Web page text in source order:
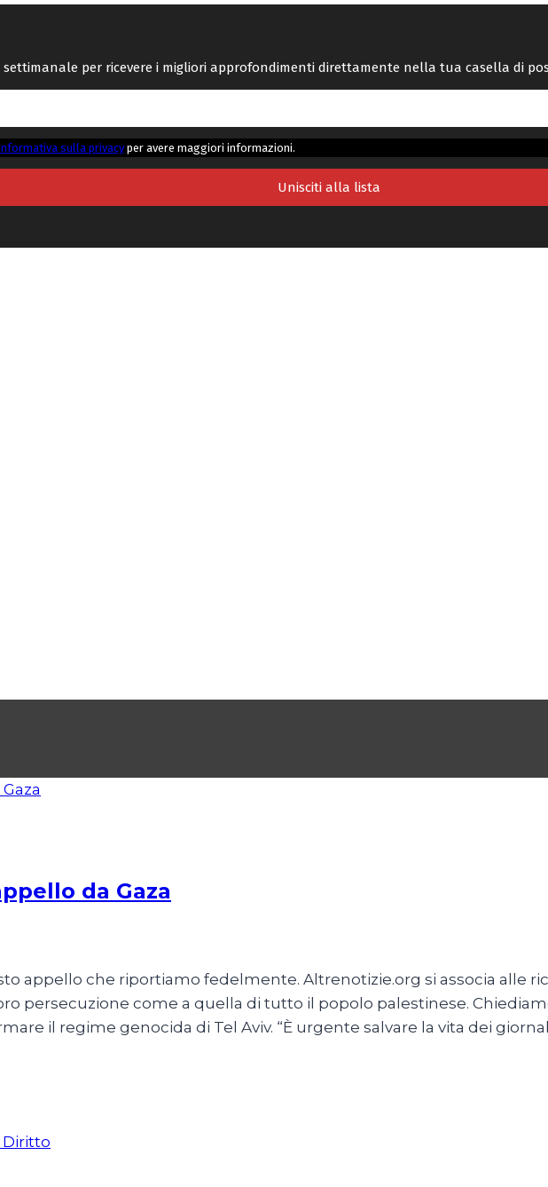
per ricevere i migliori approfondimenti direttamente nella tua casella di
sulla privacyper avere maggiori informazioni.
da Gaza
appello che riportiamo fedelmente. Altrenotizie.org si associa alle
persecuzione come a quella di tutto il popolo palestinese.
il regime genocida di Tel Aviv. “È urgente salvare la vita dei